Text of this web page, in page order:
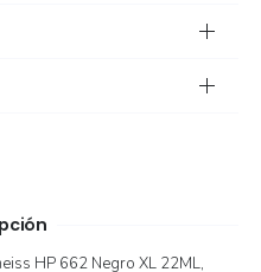
HP 662 Negro XL 22ML,